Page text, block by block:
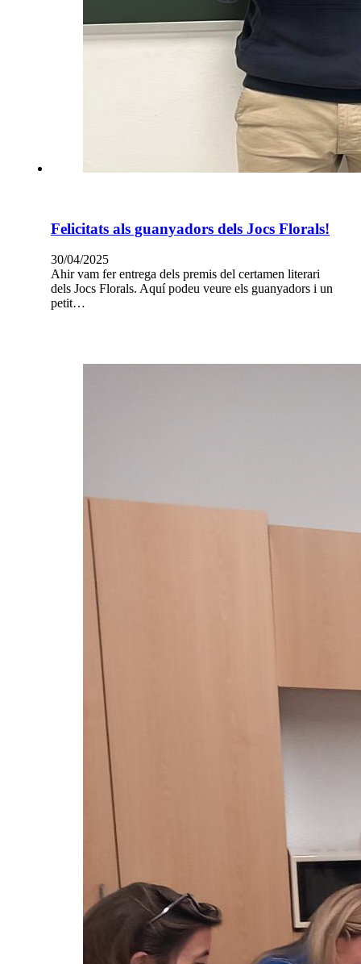
Felicitats als guanyadors dels Jocs Florals!
30/04/2025
Ahir vam fer entrega dels premis del certamen literari
dels Jocs Florals. Aquí podeu veure els guanyadors i un
petit…